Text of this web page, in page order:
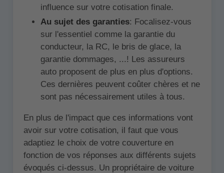
influence sur votre cotisation finale.
Au sujet des garanties: Focalisez-vous
sur l'essentiel comme la garantie du
conducteur, la RC, le bris de glace, la
garantie dommages, ...! Les assureurs
auto proposent de plus en plus d'options.
Ces dernières peuvent coûter chères et ne
sont pas nécessairement utiles à tous.
En plus de l'impact que ces informations vont
avoir sur votre cotisation, il faut que vous
adaptiez le choix de votre couverture en
fonction de vos réponses aux différents sujets
évoqués ci-dessus. Un propriétaire de voiture